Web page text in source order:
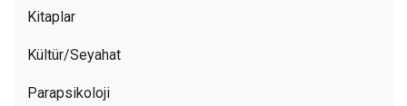
Kitaplar
Kültür/Seyahat
Parapsikoloji